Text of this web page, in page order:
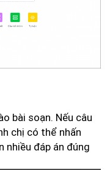
bài soạn. Nếu câu
chị có thể nhấn
nhiều đáp án đúng